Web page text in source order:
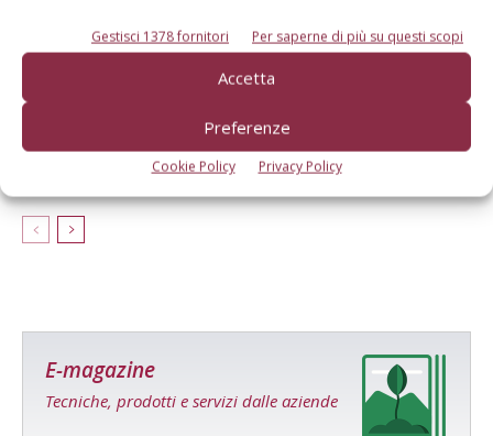
Gestisci 1378 fornitori Per saperne di più su questi scopi
Accetta
Preferenze
Cookie Policy Privacy Policy
risposta produttiva in Trentino-Alto
Piante di pero in vaso per risolvere i
problemi di stress post trapianto
E-magazine
Tecniche, prodotti e servizi dalle aziende